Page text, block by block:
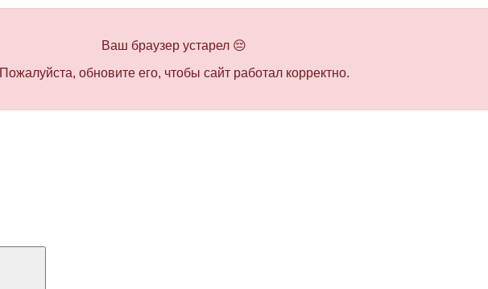
Ваш браузер устарел 😔
Пожалуйста, обновите его, чтобы сайт работал корректно.